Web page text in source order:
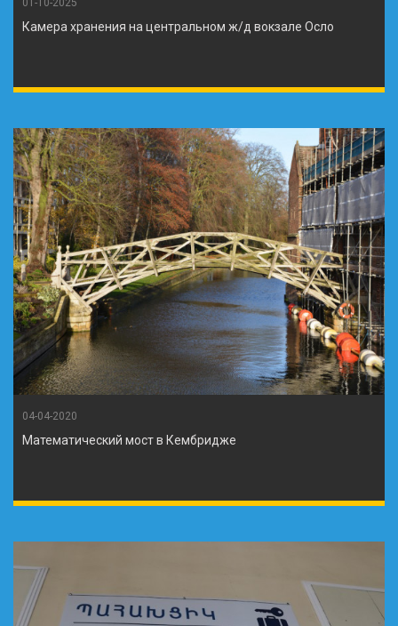
Камера хранения на центральном ж/д вокзале Осло
04-04-2020
Математический мост в Кембридже